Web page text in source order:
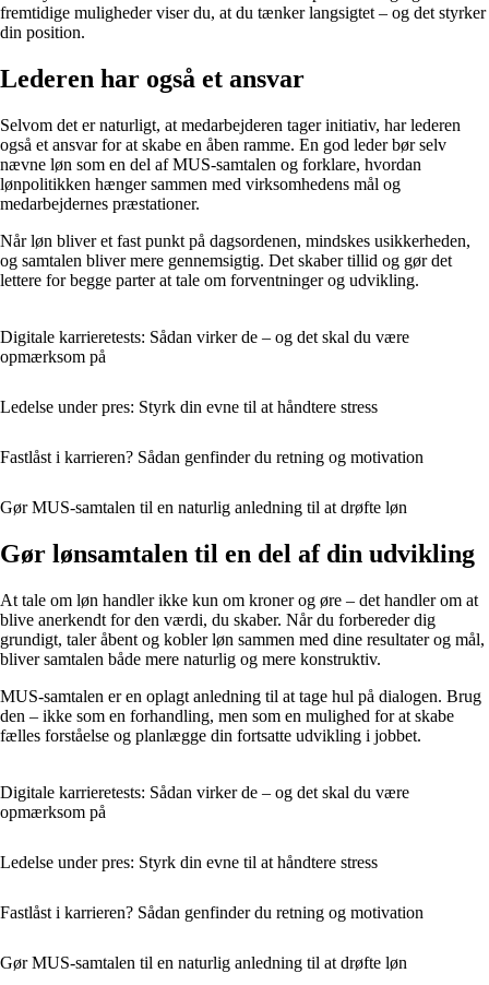
fremtidige muligheder viser du, at du tænker langsigtet – og det styrker
din position.
Lederen har også et ansvar
Selvom det er naturligt, at medarbejderen tager initiativ, har lederen
også et ansvar for at skabe en åben ramme. En god leder bør selv
nævne løn som en del af MUS-samtalen og forklare, hvordan
lønpolitikken hænger sammen med virksomhedens mål og
medarbejdernes præstationer.
Når løn bliver et fast punkt på dagsordenen, mindskes usikkerheden,
og samtalen bliver mere gennemsigtig. Det skaber tillid og gør det
lettere for begge parter at tale om forventninger og udvikling.
Digitale karrieretests: Sådan virker de – og det skal du være
opmærksom på
Ledelse under pres: Styrk din evne til at håndtere stress
Fastlåst i karrieren? Sådan genfinder du retning og motivation
Gør MUS-samtalen til en naturlig anledning til at drøfte løn
Gør lønsamtalen til en del af din udvikling
At tale om løn handler ikke kun om kroner og øre – det handler om at
blive anerkendt for den værdi, du skaber. Når du forbereder dig
grundigt, taler åbent og kobler løn sammen med dine resultater og mål,
bliver samtalen både mere naturlig og mere konstruktiv.
MUS-samtalen er en oplagt anledning til at tage hul på dialogen. Brug
den – ikke som en forhandling, men som en mulighed for at skabe
fælles forståelse og planlægge din fortsatte udvikling i jobbet.
Digitale karrieretests: Sådan virker de – og det skal du være
opmærksom på
Ledelse under pres: Styrk din evne til at håndtere stress
Fastlåst i karrieren? Sådan genfinder du retning og motivation
Gør MUS-samtalen til en naturlig anledning til at drøfte løn